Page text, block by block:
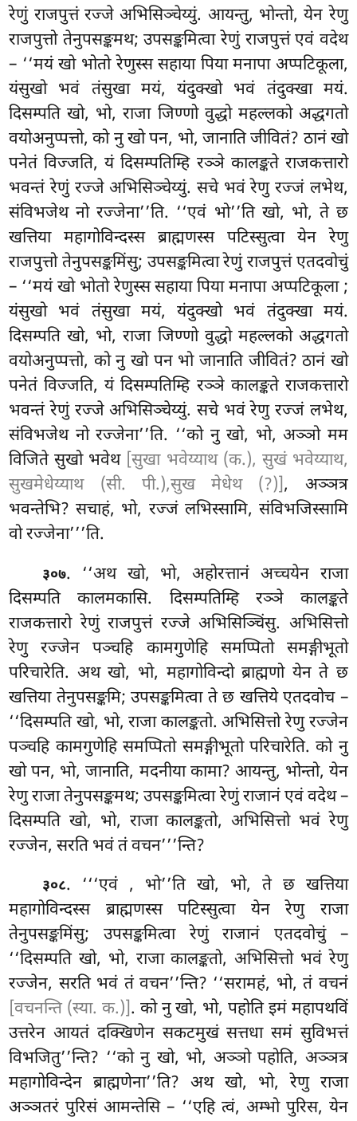
रेणुं राजपुत्तं रज्जे अभिसिञ्चेय्युं. आयन्तु, भोन्तो, येन रेणु
राजपुत्तो तेनुपसङ्कमथ; उपसङ्कमित्वा रेणुं राजपुत्तं एवं वदेथ
– ‘‘मयं खो भोतो रेणुस्स सहाया पिया मनापा अप्पटिकूला,
यंसुखो भवं तंसुखा मयं, यंदुक्खो भवं तंदुक्खा मयं.
दिसम्पति खो, भो, राजा जिण्णो वुद्धो महल्लको अद्धगतो
वयोअनुप्पत्तो, को नु खो पन, भो, जानाति जीवितं? ठानं खो
पनेतं विज्जति, यं दिसम्पतिम्हि रञ्ञे कालङ्कते राजकत्तारो
भवन्तं रेणुं रज्जे अभिसिञ्चेय्युं. सचे भवं रेणु रज्जं लभेथ,
संविभजेथ नो रज्जेना’’ति. ‘‘एवं भो’’ति खो, भो, ते छ
खत्तिया महागोविन्दस्स ब्राह्मणस्स पटिस्सुत्वा येन रेणु
राजपुत्तो तेनुपसङ्कमिंसु; उपसङ्कमित्वा रेणुं राजपुत्तं एतदवोचुं
– ‘‘मयं खो भोतो रेणुस्स सहाया पिया मनापा अप्पटिकूला ;
यंसुखो भवं तंसुखा मयं, यंदुक्खो भवं तंदुक्खा मयं.
दिसम्पति खो, भो, राजा जिण्णो वुद्धो महल्लको अद्धगतो
वयोअनुप्पत्तो, को नु खो पन भो जानाति जीवितं? ठानं खो
पनेतं विज्जति, यं दिसम्पतिम्हि रञ्ञे कालङ्कते राजकत्तारो
भवन्तं रेणुं रज्जे अभिसिञ्चेय्युं. सचे भवं रेणु रज्जं लभेथ,
संविभजेथ नो रज्जेना’’ति. ‘‘को नु खो, भो, अञ्ञो मम
विजिते सुखो भवेथ [सुखा भवेय्याथ (क.), सुखं भवेय्याथ,
सुखमेधेय्याथ (सी. पी.),सुख मेधेथ (?)], अञ्ञत्र
भवन्तेभि? सचाहं, भो, रज्जं लभिस्सामि, संविभजिस्सामि
वो रज्जेना’’’ति.
३०७. ‘‘अथ खो, भो, अहोरत्तानं अच्चयेन राजा
दिसम्पति कालमकासि. दिसम्पतिम्हि रञ्ञे कालङ्कते
राजकत्तारो रेणुं राजपुत्तं रज्जे अभिसिञ्चिंसु. अभिसित्तो
रेणु रज्जेनपञ्चहि कामगुणेहि समप्पितो समङ्गीभूतो
परिचारेति. अथ खो, भो, महागोविन्दो ब्राह्मणो येन ते छ
खत्तिया तेनुपसङ्कमि; उपसङ्कमित्वा ते छ खत्तिये एतदवोच –
‘‘दिसम्पति खो, भो, राजा कालङ्कतो. अभिसित्तो रेणु रज्जेन
पञ्चहि कामगुणेहि समप्पितो समङ्गीभूतो परिचारेति. को नु
खो पन, भो, जानाति, मदनीया कामा? आयन्तु, भोन्तो, येन
रेणु राजा तेनुपसङ्कमथ; उपसङ्कमित्वा रेणुं राजानं एवं वदेथ –
दिसम्पति खो, भो, राजा कालङ्कतो, अभिसित्तो भवं रेणु
रज्जेन, सरति भवं तं वचन’’’न्ति?
३०८. ‘‘‘एवं , भो’’ति खो, भो, ते छ खत्तिया
महागोविन्दस्स ब्राह्मणस्स पटिस्सुत्वा येन रेणु राजा
तेनुपसङ्कमिंसु; उपसङ्कमित्वा रेणुं राजानं एतदवोचुं –
‘‘दिसम्पति खो, भो, राजा कालङ्कतो, अभिसित्तो भवं रेणु
रज्जेन, सरति भवं तं वचन’’न्ति? ‘‘सरामहं, भो, तं वचनं
[वचनन्ति (स्या. क.)]. को नु खो, भो, पहोति इमं महापथविं
उत्तरेन आयतं दक्खिणेन सकटमुखं सत्तधा समं सुविभत्तं
विभजितु’’न्ति? ‘‘को नु खो, भो, अञ्ञो पहोति, अञ्ञत्र
महागोविन्देन ब्राह्मणेना’’ति? अथ खो, भो, रेणु राजा
अञ्ञतरं पुरिसं आमन्तेसि – ‘‘एहि त्वं, अम्भो पुरिस, येन